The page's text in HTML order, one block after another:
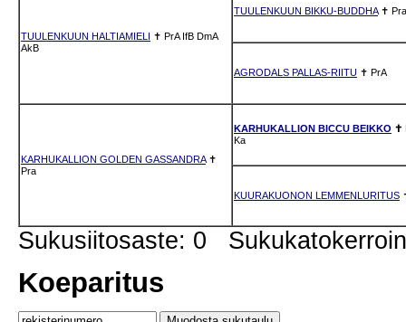
TUULENKUUN HALTIAMIELI ✝ PrA IfB DmA
AkB
TUULENKUUN BIKKU-BUDDHA✝ Pra
AGRODALS PALLAS-RIITU ✝ PrA
KARHUKALLION GOLDEN GASSANDRA✝
Pra
KARHUKALLION BICCU BEIKKO ✝
Ka
KUURAKUONON LEMMENLURITUS
Sukusiitosaste: 0
Koeparitus